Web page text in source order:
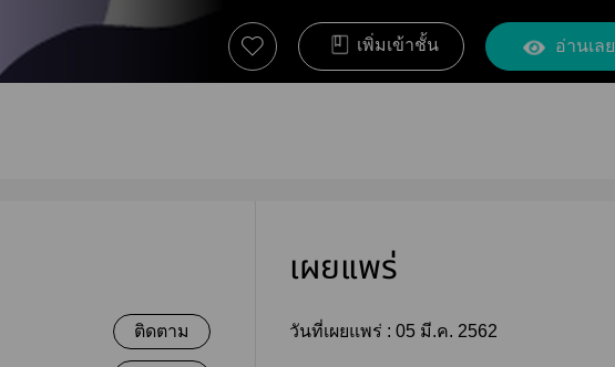
เพิ่มเข้าชั้น อ่านเลย
ติดตาม
เผยแพร่
วันที่เผยแพร่ : 05 มี.ค. 2562